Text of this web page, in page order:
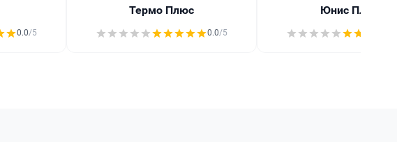
0.0/5
Термо Плюс
0.0/5
Юнис ПЛЮС